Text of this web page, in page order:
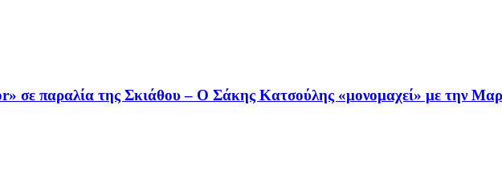
παραλία της Σκιάθου – Ο Σάκης Κατσούλης «μονομαχεί» με την